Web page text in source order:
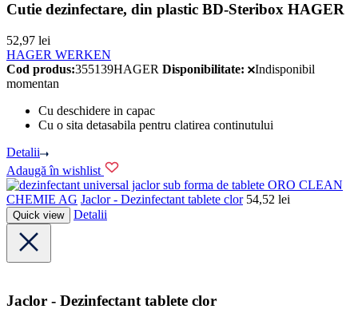
Cutie dezinfectare, din plastic BD-Steribox HAGER
52,97 lei
HAGER WERKEN
Cod produs:355139HAGER Disponibilitate:
Indisponibil
momentan
Cu deschidere in capac
Cu o sita detasabila pentru clatirea continutului
Detalii
Adaugă în wishlist
ORO CLEAN
CHEMIE AG Jaclor - Dezinfectant tablete clor 54,52 lei
Quick view Detalii
Jaclor - Dezinfectant tablete clor